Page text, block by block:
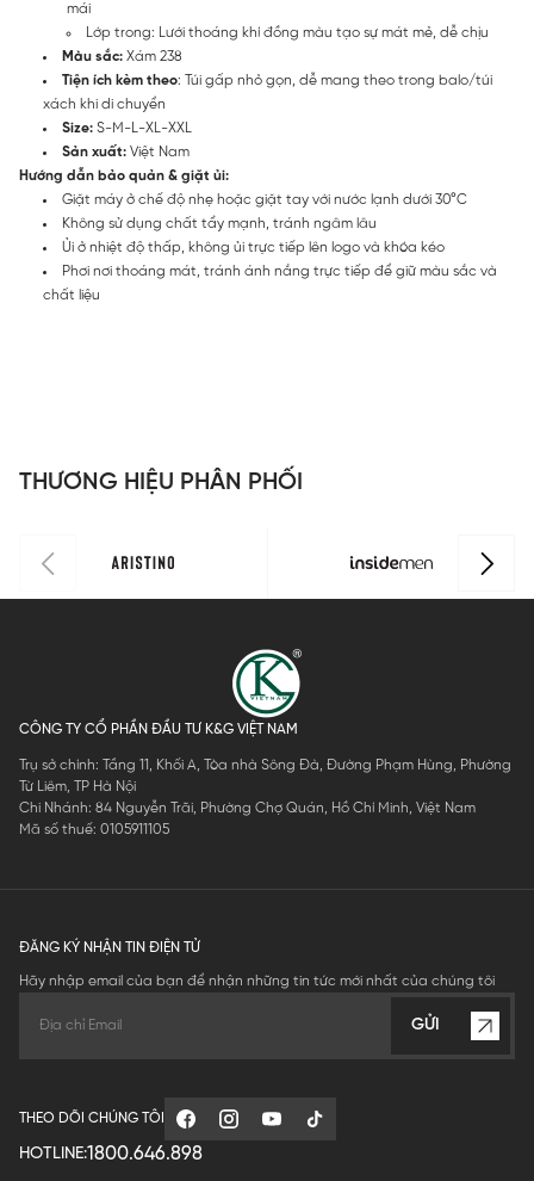
mái
Lớp trong: Lưới thoáng khí đồng màu tạo sự mát mẻ, dễ chịu
Màu sắc: Xám 238
Tiện ích kèm theo: Túi gấp nhỏ gọn, dễ mang theo trong balo/túi
xách khi di chuyển
Size: S-M-L-XL-XXL
Sản xuất: Việt Nam
Hướng dẫn bảo quản & giặt ủi:
Giặt máy ở chế độ nhẹ hoặc giặt tay với nước lạnh dưới 30°C
Không sử dụng chất tẩy mạnh, tránh ngâm lâu
Ủi ở nhiệt độ thấp, không ủi trực tiếp lên logo và khóa kéo
Phơi nơi thoáng mát, tránh ánh nắng trực tiếp để giữ màu sắc và
chất liệu
THƯƠNG HIỆU PHÂN PHỐI
CÔNG TY CỔ PHẦN ĐẦU TƯ K&G VIỆT NAM
Trụ sở chính: Tầng 11, Khối A, Tòa nhà Sông Đà, Đường Phạm Hùng, Phường
Từ Liêm, TP Hà Nội
Chi Nhánh: 84 Nguyễn Trãi, Phường Chợ Quán, Hồ Chí Minh, Việt Nam
Mã số thuế: 0105911105
ĐĂNG KÝ NHẬN TIN ĐIỆN TỬ
Hãy nhập email của bạn để nhận những tin tức mới nhất của chúng tôi
GỬI
THEO DÕI CHÚNG TÔI
HOTLINE:1800.646.898